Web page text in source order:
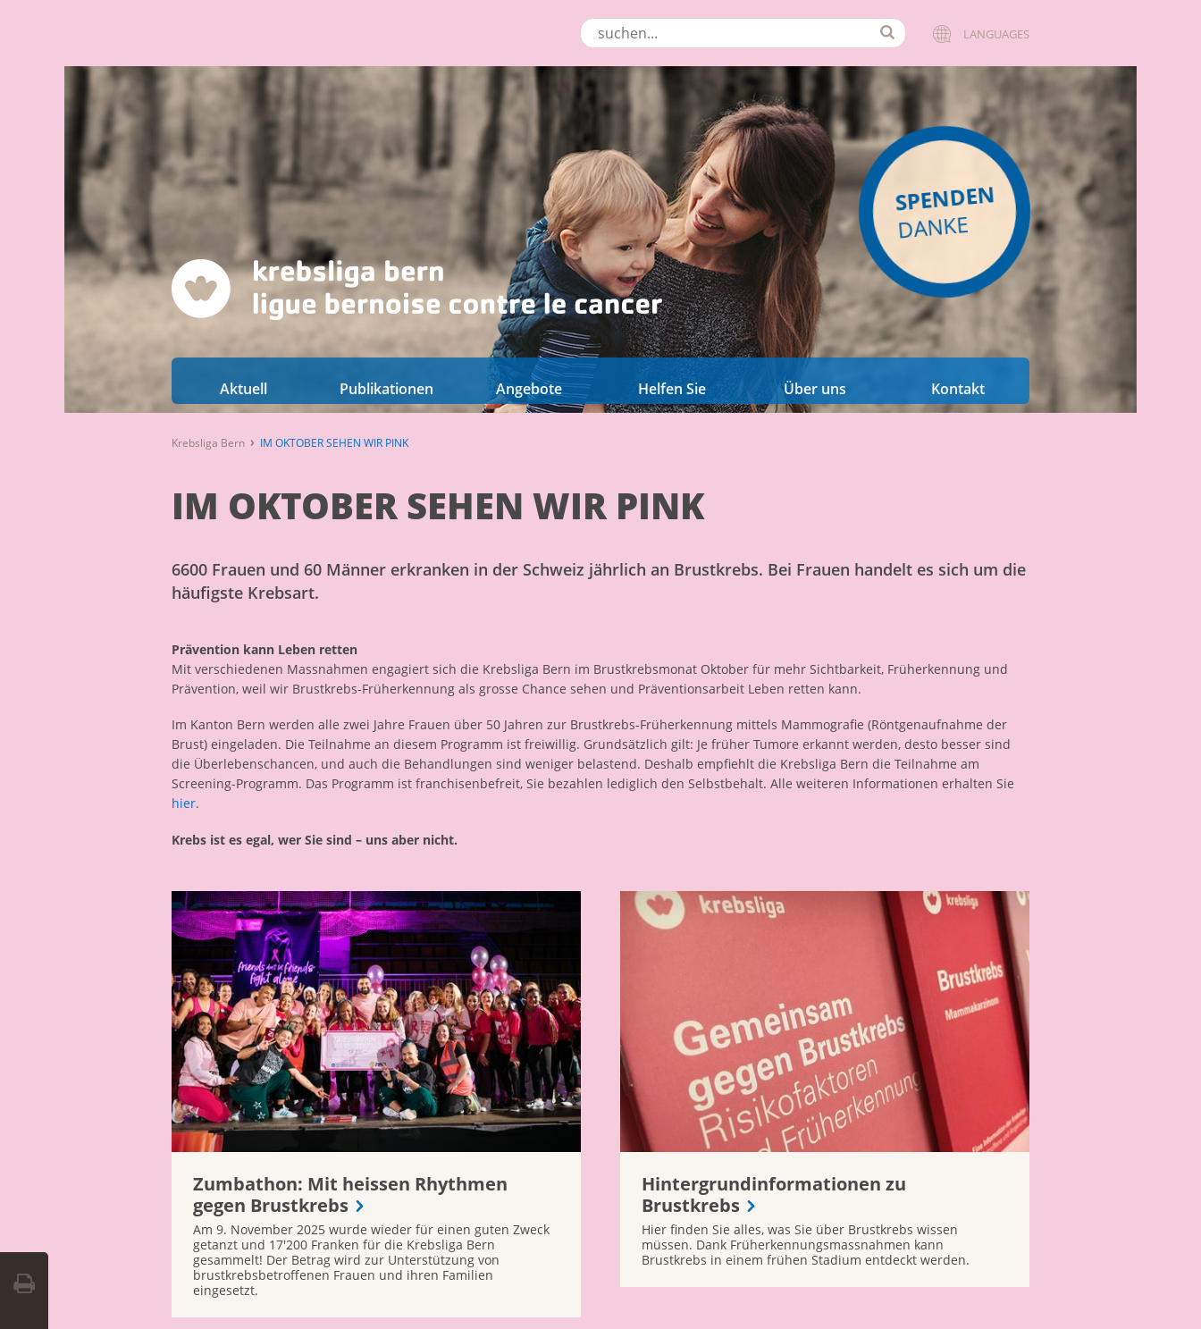
LANGUAGES
SPENDEN
DANKE
Aktuell Publikationen Angebote Helfen Sie Über uns Kontakt
Krebsliga Bern IM OKTOBER SEHEN WIR PINK
IM OKTOBER SEHEN WIR PINK
6600 Frauen und 60 Männer erkranken in der Schweiz jährlich an Brustkrebs. Bei Frauen handelt es sich um die
häufigste Krebsart.
Prävention kann Leben retten
Mit verschiedenen Massnahmen engagiert sich die Krebsliga Bern im Brustkrebsmonat Oktober für mehr Sichtbarkeit, Früherkennung und
Prävention, weil wir Brustkrebs-Früherkennung als grosse Chance sehen und Präventionsarbeit Leben retten kann.
Im Kanton Bern werden alle zwei Jahre Frauen über 50 Jahren zur Brustkrebs-Früherkennung mittels Mammografie (Röntgenaufnahme der
Brust) eingeladen. Die Teilnahme an diesem Programm ist freiwillig. Grundsätzlich gilt: Je früher Tumore erkannt werden, desto besser sind
die Überlebenschancen, und auch die Behandlungen sind weniger belastend. Deshalb empfiehlt die Krebsliga Bern die Teilnahme am
Screening-Programm. Das Programm ist franchisenbefreit, Sie bezahlen lediglich den Selbstbehalt. Alle weiteren Informationen erhalten Sie
hier.
Krebs ist es egal, wer Sie sind – uns aber nicht.
Zumbathon: Mit heissen Rhythmen
gegen Brustkrebs
Am 9. November 2025 wurde wieder für einen guten Zweck
getanzt und 17'200 Franken für die Krebsliga Bern
gesammelt! Der Betrag wird zur Unterstützung von
brustkrebsbetroffenen Frauen und ihren Familien
eingesetzt.
Hintergrundinformationen zu
Brustkrebs
Hier finden Sie alles, was Sie über Brustkrebs wissen
müssen. Dank Früherkennungsmassnahmen kann
Brustkrebs in einem frühen Stadium entdeckt werden.